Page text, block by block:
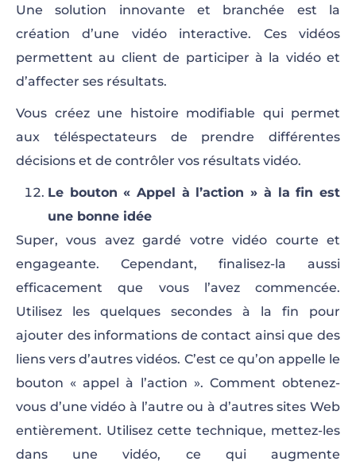
Une solution innovante et branchée est la
création d’une vidéo interactive. Ces vidéos
permettent au client de participer à la vidéo et
d’affecter ses résultats.
Vous créez une histoire modifiable qui permet
aux téléspectateurs de prendre différentes
décisions et de contrôler vos résultats vidéo.
Le bouton « Appel à l’action » à la fin est
une bonne idée
Super, vous avez gardé votre vidéo courte et
engageante. Cependant, finalisez-la aussi
efficacement que vous l’avez commencée.
Utilisez les quelques secondes à la fin pour
ajouter des informations de contact ainsi que des
liens vers d’autres vidéos. C’est ce qu’on appelle le
bouton « appel à l’action ». Comment obtenez-
vous d’une vidéo à l’autre ou à d’autres sites Web
entièrement. Utilisez cette technique, mettez-les
dans une vidéo, ce qui augmente